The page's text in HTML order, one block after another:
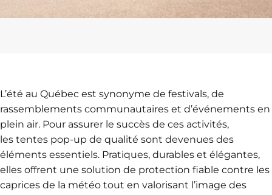
L’été au Québec est synonyme de festivals, de
rassemblements communautaires et d’événements en
plein air. Pour assurer le succès de ces activités,
les tentes pop-up de qualité sont devenues des
éléments essentiels. Pratiques, durables et élégantes,
elles offrent une solution de protection fiable contre les
caprices de la météo tout en valorisant l’image des